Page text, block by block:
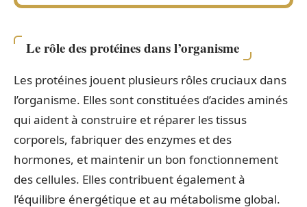
Le rôle des protéines dans l’organisme
Les protéines jouent plusieurs rôles cruciaux dans
l’organisme. Elles sont constituées d’acides aminés
qui aident à construire et réparer les tissus
corporels, fabriquer des enzymes et des
hormones, et maintenir un bon fonctionnement
des cellules. Elles contribuent également à
l’équilibre énergétique et au métabolisme global.